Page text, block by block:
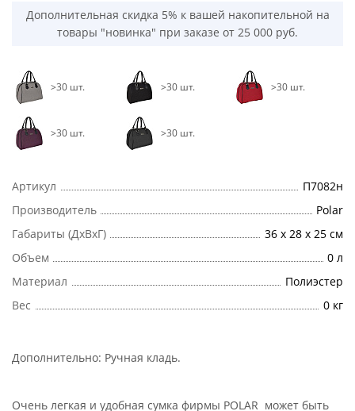
Дополнительная скидка 5% к вашей накопительной на
товары "новинка" при заказе от 25 000 руб.
>30 шт. >30 шт. >30 шт.
>30 шт. >30 шт.
Артикул
П7082н
Производитель
Polar
Габариты (ДхВхГ)
36 х 28 х 25 см
Объем
0 л
Материал
Полиэстер
Вес
0 кг
Дополнительно: Ручная кладь.
Очень легкая и удобная сумка фирмы POLAR может быть